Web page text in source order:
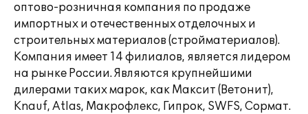
оптово-розничная компания по продаже
импортных и отечественных отделочных и
строительных материалов (стройматериалов).
Компания имеет 14 филиалов, является лидером
на рынке России. Являются крупнейшими
дилерами таких марок, как Максит (Ветонит),
Knauf, Atlas, Макрофлекс, Гипрок, SWFS, Сормат.